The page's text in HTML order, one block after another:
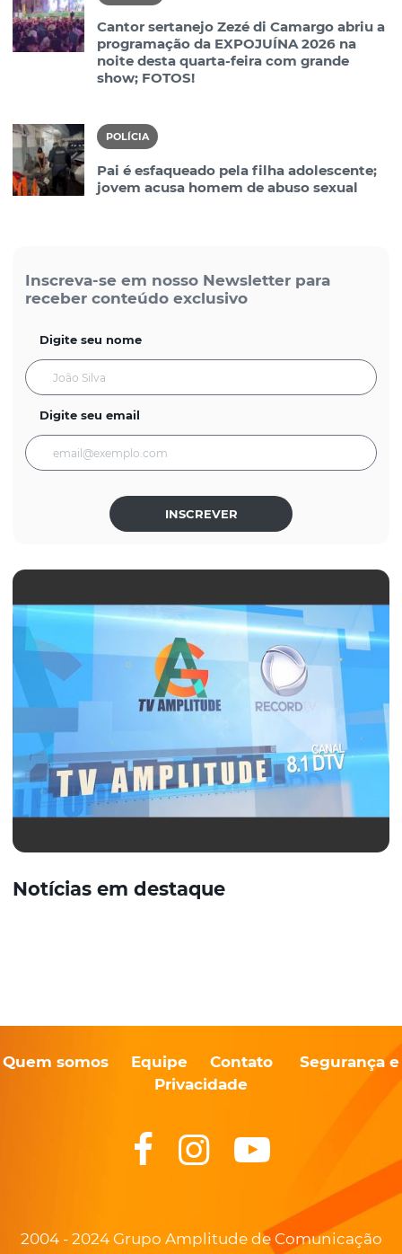
Cantor sertanejo Zezé di Camargo abriu a
programação da EXPOJUÍNA 2026 na
noite desta quarta-feira com grande
show; FOTOS!
POLÍCIA
Pai é esfaqueado pela filha adolescente;
jovem acusa homem de abuso sexual
Inscreva-se em nosso Newsletter para
receber conteúdo exclusivo
Digite seu nome
Digite seu email
INSCREVER
Notícias em destaque
Quem somos Equipe Contato
Segurança e
Privacidade
2004 - 2024 Grupo Amplitude de Comunicação